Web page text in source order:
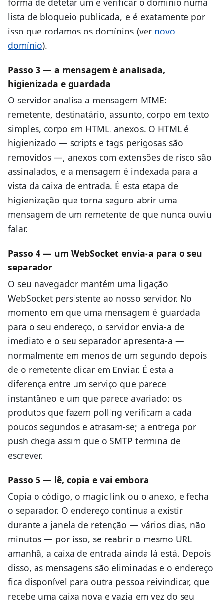
lista de bloqueio publicada, e é exatamente por
isso que rodamos os domínios (ver novo
domínio).
Passo 3 — a mensagem é analisada,
higienizada e guardada
O servidor analisa a mensagem MIME:
remetente, destinatário, assunto, corpo em texto
simples, corpo em HTML, anexos. O HTML é
higienizado — scripts e tags perigosas são
removidos —, anexos com extensões de risco são
assinalados, e a mensagem é indexada para a
vista da caixa de entrada. É esta etapa de
higienização que torna seguro abrir uma
mensagem de um remetente de que nunca ouviu
falar.
Passo 4 — um WebSocket envia-a para o seu
separador
O seu navegador mantém uma ligação
WebSocket persistente ao nosso servidor. No
momento em que uma mensagem é guardada
para o seu endereço, o servidor envia-a de
imediato e o seu separador apresenta-a —
normalmente em menos de um segundo depois
de o remetente clicar em Enviar. É esta a
diferença entre um serviço que parece
instantâneo e um que parece avariado: os
produtos que fazem polling verificam a cada
poucos segundos e atrasam-se; a entrega por
push chega assim que o SMTP termina de
escrever.
Passo 5 — lê, copia e vai embora
Copia o código, o magic link ou o anexo, e fecha
o separador. O endereço continua a existir
durante a janela de retenção — vários dias, não
minutos — por isso, se reabrir o mesmo URL
amanhã, a caixa de entrada ainda lá está. Depois
disso, as mensagens são eliminadas e o endereço
fica disponível para outra pessoa reivindicar, que
recebe uma caixa nova e vazia em vez do seu